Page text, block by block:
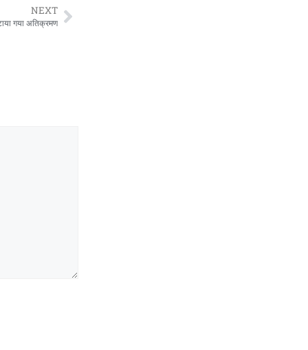
NEXT
गया अतिक्रमण